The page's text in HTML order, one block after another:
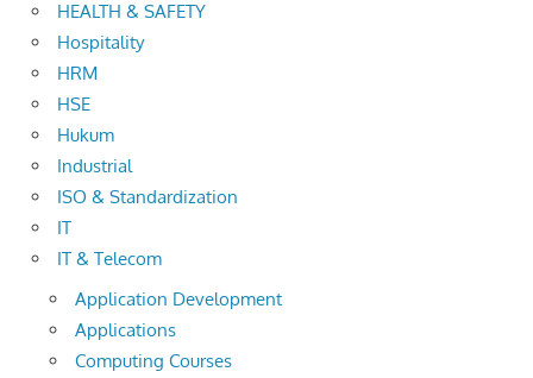
HEALTH & SAFETY
Hospitality
HRM
HSE
Hukum
Industrial
ISO & Standardization
IT
IT & Telecom
Application Development
Applications
Computing Courses